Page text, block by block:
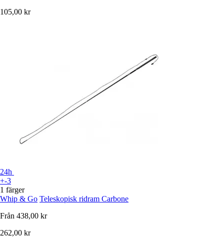
105,00 kr
24h
+-3
1 färger
Whip & Go Teleskopisk ridram Carbone
Från 438,00 kr
262,00 kr